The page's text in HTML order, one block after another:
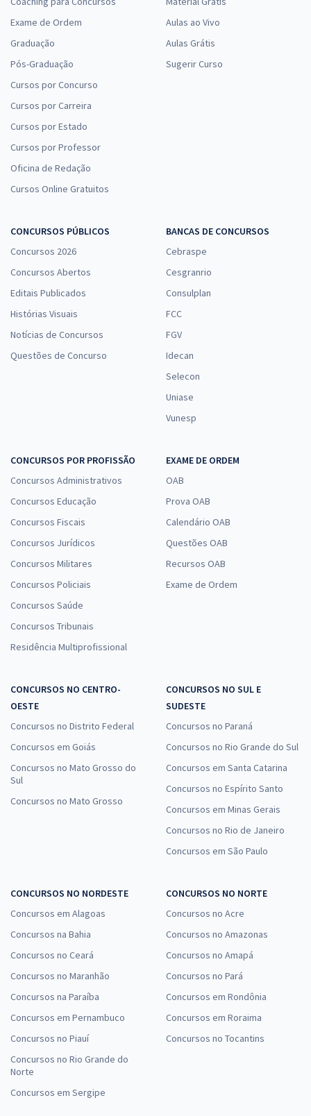
Exame de Ordem
Graduação
Pós-Graduação
Cursos por Concurso
Cursos por Carreira
Cursos por Estado
Cursos por Professor
Oficina de Redação
Cursos Online Gratuitos
Aulas ao Vivo
Aulas Grátis
Sugerir Curso
CONCURSOS PÚBLICOS
Concursos 2026
Concursos Abertos
Editais Publicados
Histórias Visuais
Notícias de Concursos
Questões de Concurso
BANCAS DE CONCURSOS
Cebraspe
Cesgranrio
Consulplan
FCC
FGV
Idecan
Selecon
Uniase
Vunesp
CONCURSOS POR PROFISSÃO
Concursos Administrativos
Concursos Educação
Concursos Fiscais
Concursos Jurídicos
Concursos Militares
Concursos Policiais
Concursos Saúde
Concursos Tribunais
Residência Multiprofissional
EXAME DE ORDEM
OAB
Prova OAB
Calendário OAB
Questões OAB
Recursos OAB
Exame de Ordem
CONCURSOS NO CENTRO-
OESTE
Concursos no Distrito Federal
Concursos em Goiás
Concursos no Mato Grosso do
Sul
Concursos no Mato Grosso
CONCURSOS NO SUL E
SUDESTE
Concursos no Paraná
Concursos no Rio Grande do Sul
Concursos em Santa Catarina
Concursos no Espírito Santo
Concursos em Minas Gerais
Concursos no Rio de Janeiro
Concursos em São Paulo
CONCURSOS NO NORDESTE
Concursos em Alagoas
Concursos na Bahia
Concursos no Ceará
Concursos no Maranhão
Concursos na Paraíba
Concursos em Pernambuco
Concursos no Piauí
Concursos no Rio Grande do
Norte
Concursos em Sergipe
CONCURSOS NO NORTE
Concursos no Acre
Concursos no Amazonas
Concursos no Amapá
Concursos no Pará
Concursos em Rondônia
Concursos em Roraima
Concursos no Tocantins